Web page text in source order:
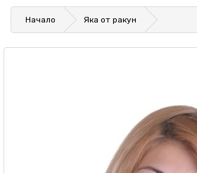
Начало Яка от ракун